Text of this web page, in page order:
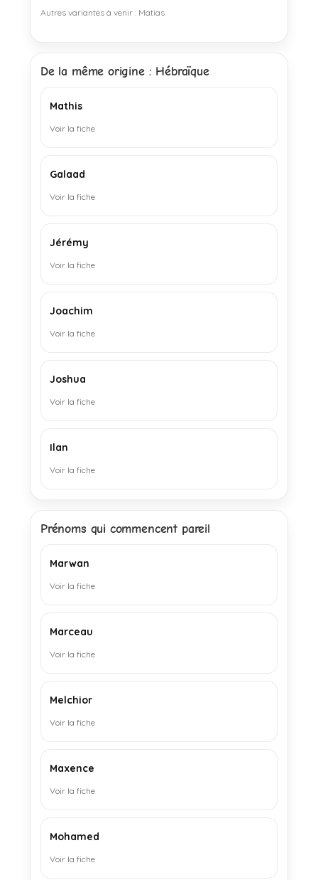
Autres variantes à venir : Matias
De la même origine : Hébraïque
Mathis
Voir la fiche
Galaad
Voir la fiche
Jérémy
Voir la fiche
Joachim
Voir la fiche
Joshua
Voir la fiche
Ilan
Voir la fiche
Prénoms qui commencent pareil
Marwan
Voir la fiche
Marceau
Voir la fiche
Melchior
Voir la fiche
Maxence
Voir la fiche
Mohamed
Voir la fiche